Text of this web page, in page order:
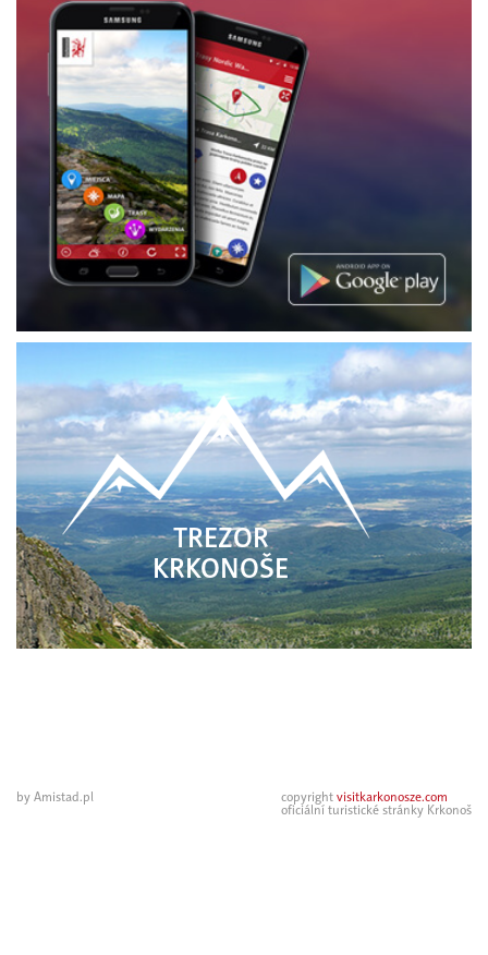
TREZOR
KRKONOŠE
by Amistad.pl copyright visitkarkonosze.com
oficiální turistické stránky Krkonoš